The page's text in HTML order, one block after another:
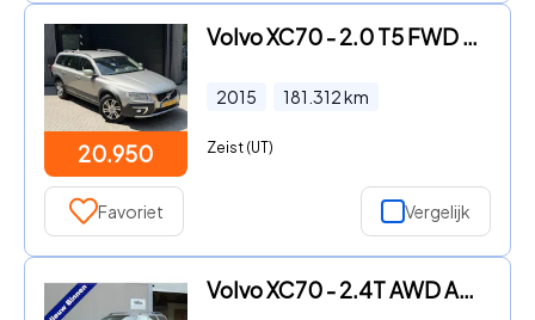
20.950
Volvo XC70 - 2.0 T5 FWD Nordic+
2015 181.312km
Zeist (UT)
Favoriet Vergelijk
Volvo XC70 - 2.4T AWD AUTOMAAT YOUNGTIMER